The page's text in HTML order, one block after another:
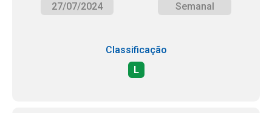
27/07/2024
Semanal
Classificação
L